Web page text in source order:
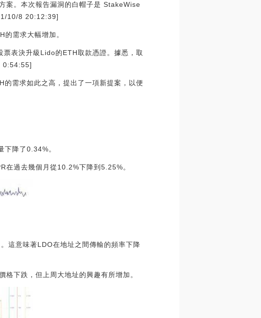
案。本次報告漏洞的白帽子是 StakeWise
10/8 20:12:39]
需求大幅增加。
表決升級Lido的ETH取款憑證。據悉，取
0:54:55]
需求如此之高，提出了一項新提案，以便
下降了0.34%。
在過去幾個月從10.2%下降到5.25%。
這意味著LDO在地址之間傳輸的頻率下降
下跌，但上周大地址的興趣有所增加。